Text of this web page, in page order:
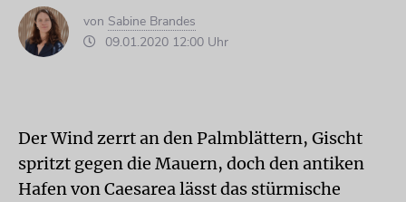
von Sabine Brandes
09.01.2020 12:00 Uhr
Der Wind zerrt an den Palmblättern, Gischt
spritzt gegen die Mauern, doch den antiken
Hafen von Caesarea lässt das stürmische